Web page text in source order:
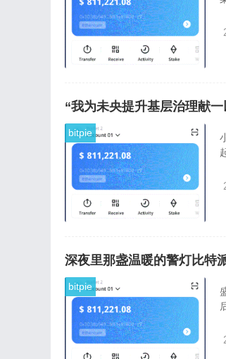
“我为未央提升基层治理献
bitpie
深夜里那盏温暖的警灯比特
bitpie